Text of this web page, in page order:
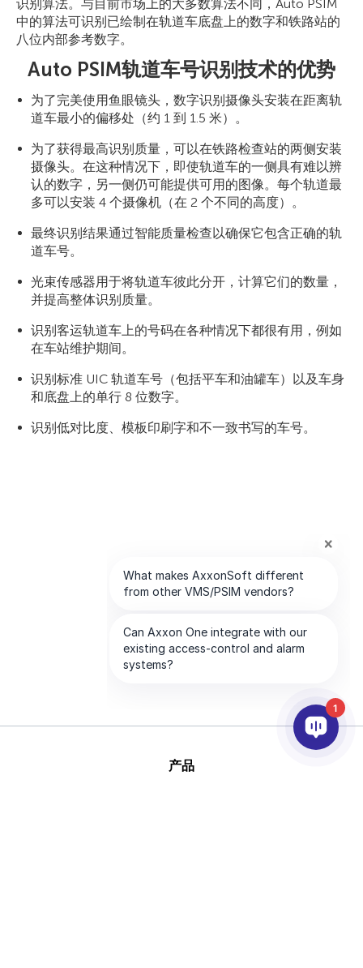
识别算法。与目前市场上的大多数算法不同，Auto PSIM
中的算法可识别已绘制在轨道车底盘上的数字和铁路站的
八位内部参考数字。
Auto PSIM轨道车号识别技术的优势
为了完美使用鱼眼镜头，数字识别摄像头安装在距离轨
道车最小的偏移处（约 1 到 1.5 米）。
为了获得最高识别质量，可以在铁路检查站的两侧安装
摄像头。在这种情况下，即使轨道车的一侧具有难以辨
认的数字，另一侧仍可能提供可用的图像。每个轨道最
多可以安装 4 个摄像机（在 2 个不同的高度）。
最终识别结果通过智能质量检查以确保它包含正确的轨
道车号。
光束传感器用于将轨道车彼此分开，计算它们的数量，
并提高整体识别质量。
识别客运轨道车上的号码在各种情况下都很有用，例如
在车站维护期间。
识别标准 UIC 轨道车号（包括平车和油罐车）以及车身
和底盘上的单行 8 位数字。
识别低对比度、模板印刷字和不一致书写的车号。
产品
1